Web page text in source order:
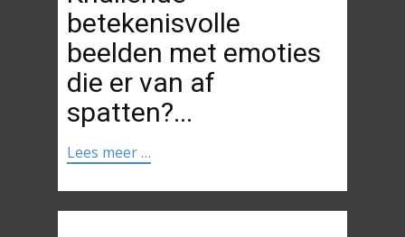
betekenisvolle
beelden met emoties
die er van af
spatten?...
Lees meer …